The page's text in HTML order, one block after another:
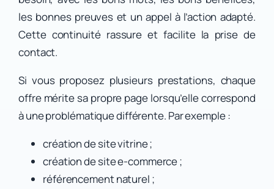
les bonnes preuves et un appel à l’action adapté.
Cette continuité rassure et facilite la prise de
contact.
Si vous proposez plusieurs prestations, chaque
offre mérite sa propre page lorsqu’elle correspond
à une problématique différente. Par exemple :
création de site vitrine ;
création de site e-commerce ;
référencement naturel ;